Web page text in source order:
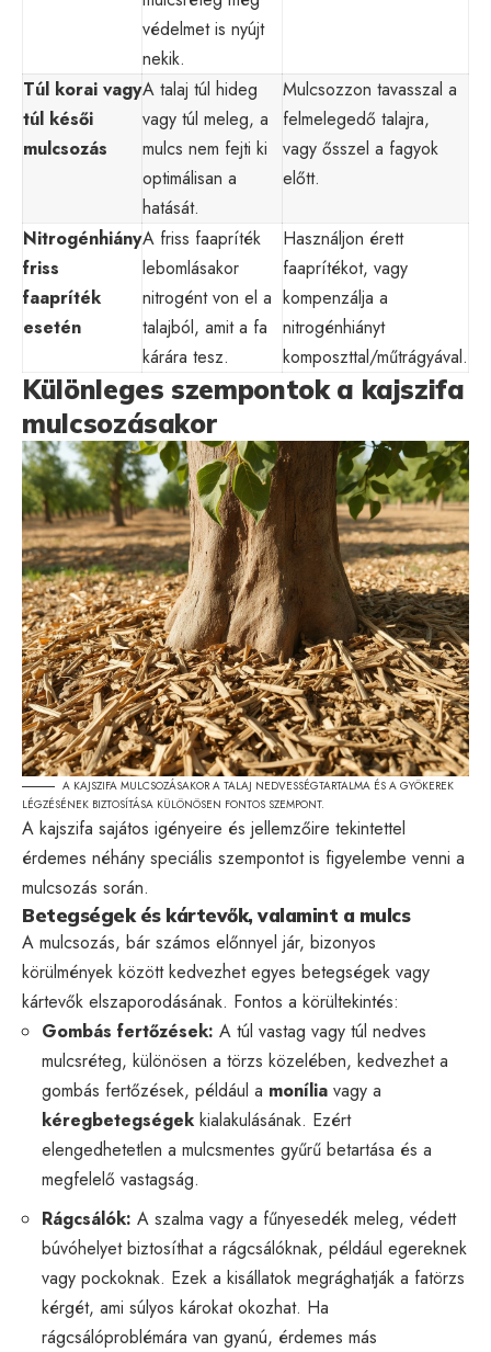
védelmet is nyújt
nekik.
Túl korai vagy
túl késői
mulcsozás
A talaj túl hideg
vagy túl meleg, a
mulcs nem fejti ki
optimálisan a
hatását.
Mulcsozzon tavasszal a
felmelegedő talajra,
vagy ősszel a fagyok
előtt.
Nitrogénhiány
friss
faapríték
esetén
A friss faapríték
lebomlásakor
nitrogént von el a
talajból, amit a fa
kárára tesz.
Használjon érett
faaprítékot, vagy
kompenzálja a
nitrogénhiányt
komposzttal/műtrágyával.
Különleges szempontok a kajszifa
mulcsozásakor
A KAJSZIFA MULCSOZÁSAKOR A TALAJ NEDVESSÉGTARTALMA ÉS A GYÖKEREK
LÉGZÉSÉNEK BIZTOSÍTÁSA KÜLÖNÖSEN FONTOS SZEMPONT.
A kajszifa sajátos igényeire és jellemzőire tekintettel
érdemes néhány speciális szempontot is figyelembe venni a
mulcsozás során.
Betegségek és kártevők, valamint a mulcs
A mulcsozás, bár számos előnnyel jár, bizonyos
körülmények között kedvezhet egyes betegségek vagy
kártevők elszaporodásának. Fontos a körültekintés:
Gombás fertőzések: A túl vastag vagy túl nedves
mulcsréteg, különösen a törzs közelében, kedvezhet a
gombás fertőzések, például a monília vagy a
kéregbetegségek kialakulásának. Ezért
elengedhetetlen a mulcsmentes gyűrű betartása és a
megfelelő vastagság.
Rágcsálók: A szalma vagy a fűnyesedék meleg, védett
búvóhelyet biztosíthat a rágcsálóknak, például egereknek
vagy pockoknak. Ezek a kisállatok megrághatják a fatörzs
kérgét, ami súlyos károkat okozhat. Ha
rágcsálóproblémára van gyanú, érdemes más